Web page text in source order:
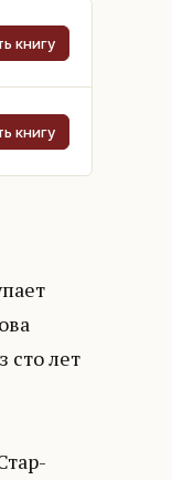
книгу
книгу
сто лет